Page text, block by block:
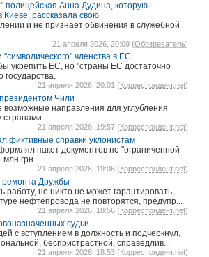
полицейская Анна Дудина, которую
Киеве, рассказала свою
и не признает обвинения в служебной
21 апреля 2026, 20:09 (Обозреватель)
членства в ЕС
укрепить ЕС, но "страны ЕС достаточно
государства.
21 апреля 2026, 20:01 (Корреспондент.net)
Чили
направления для углубления
странами.
21 апреля 2026, 19:57 (Корреспондент.net)
фиктивные справки уклонистам
пакет документов по "ограниченной
млн грн.
21 апреля 2026, 19:06 (Корреспондент.net)
ремонта Дружбы
но никто не может гарантировать,
нефтепровода не повторятся, предупр...
21 апреля 2026, 18:56 (Корреспондент.net)
судьи
с вступлением в должность и подчеркнул,
беспристрастной, справедлив...
21 апреля 2026, 18:53 (Корреспондент.net)